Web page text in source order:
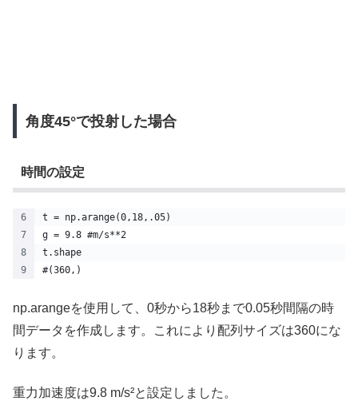
角度45°で投射した場合
時間の設定
t = np.arange(0,18,.05)
g = 9.8 #m/s**2
t.shape
#(360,)
np.arangeを使用して、0秒から18秒まで0.05秒間隔の時
間データを作成します。これにより配列サイズは360にな
ります。
重力加速度は9.8 m/s²と設定しました。